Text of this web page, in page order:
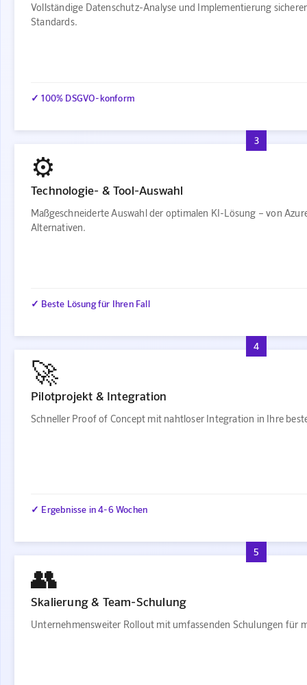
Vollständige Datenschutz-Analyse und Implementierung
Standards.
✓ 100% DSGVO-konform
3
⚙️
Technologie- & Tool-Auswahl
Maßgeschneiderte Auswahl der optimalen KI-Lösung – von
Alternativen.
✓ Beste Lösung für Ihren Fall
4
🚀
Pilotprojekt & Integration
Schneller Proof of Concept mit nahtloser Integration in Ihre
✓ Ergebnisse in 4-6 Wochen
5
👥
Skalierung & Team-Schulung
Unternehmensweiter Rollout mit umfassenden Schulungen für